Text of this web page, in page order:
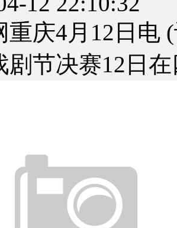
重庆4月12日电
剧节决赛12日